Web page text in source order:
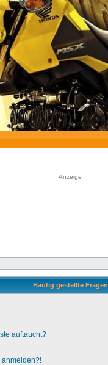
Anzeige
Häufig gestellte Fragen
auftaucht?
anmelden?!